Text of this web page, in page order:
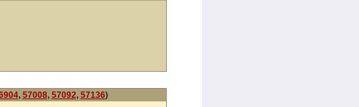
, 57008, 57092, 57136)